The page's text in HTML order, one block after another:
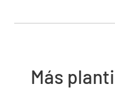
1.1.5 Mitigación
Más